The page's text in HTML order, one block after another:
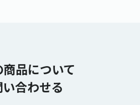
商品について
い合わせる